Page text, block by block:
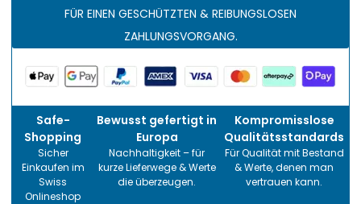
FÜR EINEN GESCHÜTZTEN & REIBUNGSLOSEN
ZAHLUNGSVORGANG.
Safe-
Shopping
Sicher
Einkaufen im
Swiss
Onlineshop
Bewusst gefertigt in
Europa
Nachhaltigkeit – für
kurze Lieferwege & Werte
die überzeugen.
Kompromisslose
Qualitätsstandards
Für Qualität mit Bestand
& Werte, denen man
vertrauen kann.